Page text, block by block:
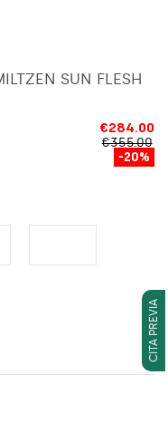
CITA PREVIA
SUN FLESH
€284.00
€355.00
-20%